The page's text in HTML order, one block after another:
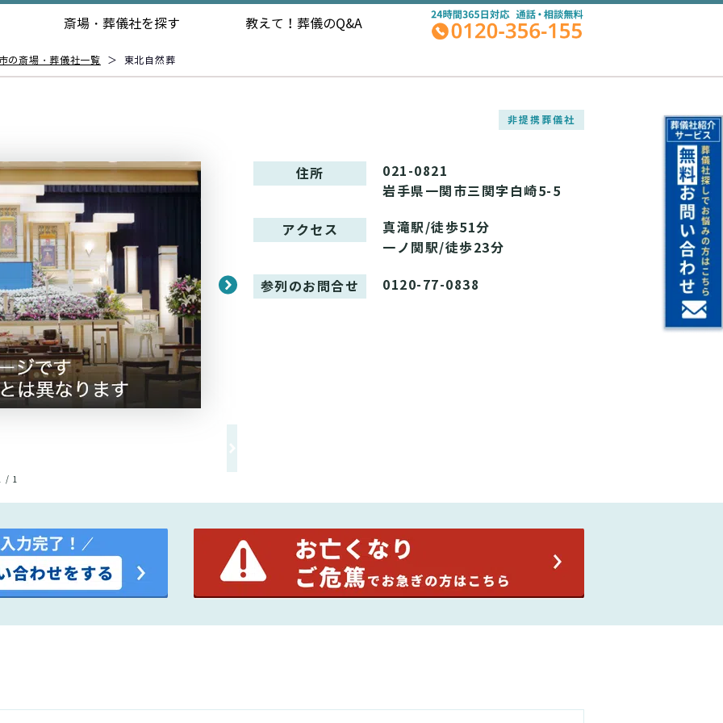
斎場・葬儀社を探す 教えて！ 葬儀のQ&A
の斎場・葬儀社一覧 ＞ 東北自然葬
非提携葬儀社
/ 1
住所
021-0821
岩手県一関市三関字白崎5-5
アクセス
真滝駅/徒歩51分
一ノ関駅/徒歩23分
参列のお問合せ 0120-77-0838